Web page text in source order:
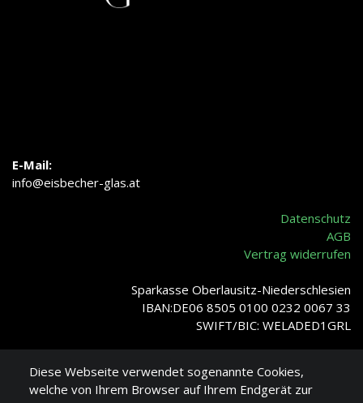
E-Mail:
info@eisbecher-glas.at
Datenschutz
AGB
Vertrag widerrufen
Sparkasse Oberlausitz-Niederschlesien
IBAN:DE06 8505 0100 0232 0067 33
SWIFT/BIC: WELADED1GRL
Diese Webseite verwendet sogenannte Cookies,
welche von Ihrem Browser auf Ihrem Endgerät zur